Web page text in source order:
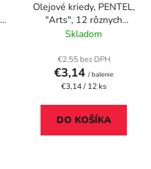
Olejové kriedy, PENTEL,
"Arts", 12 rôznych
farieb
Skladom
€2,55 bez DPH
€3,14 / balenie
Jednotková
€3,14 / 12 ks
DO KOŠÍKA